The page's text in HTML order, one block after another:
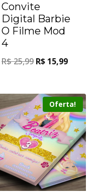
Convite
Digital Barbie
O Filme Mod
4
R$25,99 R$ 15,99
Oferta!